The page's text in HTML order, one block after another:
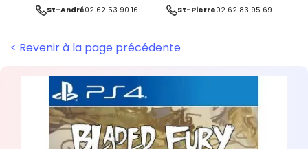
St-André02 62 53 90 16 St-Pierre02 62 83 95 69
< Revenir à la page précédente